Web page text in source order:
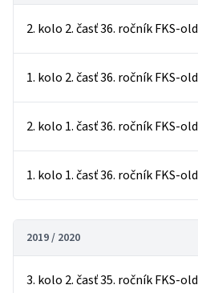
2. kolo 2. časť 36. ročník FKS-old
1. kolo 2. časť 36. ročník FKS-old
2. kolo 1. časť 36. ročník FKS-old
1. kolo 1. časť 36. ročník FKS-old
2019 / 2020
3. kolo 2. časť 35. ročník FKS-old